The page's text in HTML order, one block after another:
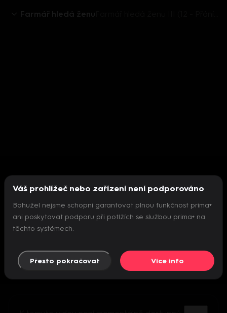
Farmář hledá ženu
Nepodařilo se inicializovat přehrávač
Váš prohlížeč nebo zařízení není podporováno
Bohužel nejsme schopni garantovat plnou funkčnost prima+
ani poskytovat podporu při potížích se službou prima+ na
těchto systémech.
Přesto pokračovat Více info